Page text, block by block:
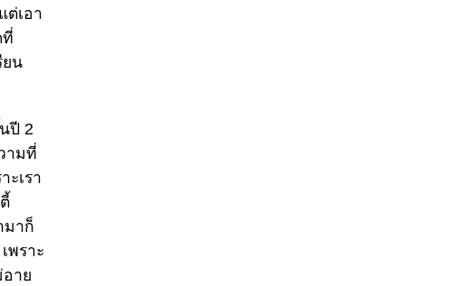
ต่เอา
ที่
ยน
ปี 2
ามที่
เรา
มาก็
พราะ
าย